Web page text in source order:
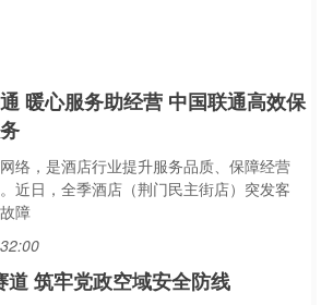
暖心服务助经营 中国联通高效保
络，是酒店行业提升服务品质、保障经营
近日，全季酒店（荆门民主街店）突发客
障
道 筑牢党政空域安全防线